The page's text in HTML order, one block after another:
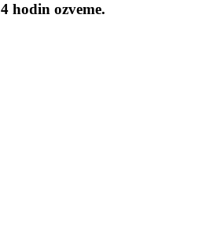
hodin ozveme.